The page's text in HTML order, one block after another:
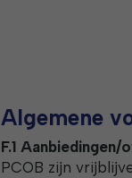
Algemene
F.1
PCOB zijn